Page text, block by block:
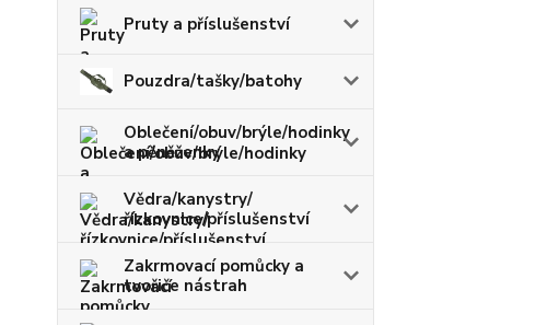
Pruty a příslušenství
Pouzdra/tašky/batohy
Oblečení/obuv/brýle/hodinky
a pěněženky
Vědra/kanystry/
řízkovnice/příslušenství
Zakrmovací pomůcky a
tvořiče nástrah